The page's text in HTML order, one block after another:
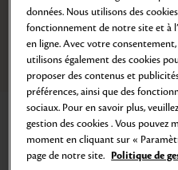
Aller
au
slide
1
Aller
au
2
Aller
au
slide
3
4
Accueil Tous les soins de la peau
CRÈME NUIT
Active la Régénération Cutanée
données. Nous utilisons des
fonctionnement de notre site et à
en ligne. Avec votre
utilisons également des cookies
proposer des contenus et
préférences, ainsi que des
sociaux. Pour en savoir plus,
gestion des cookies . Vous pouvez
moment en cliquant sur «
page de notre site. Politique de